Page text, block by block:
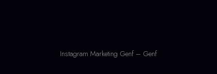
Instagram Marketing Genf – Genf